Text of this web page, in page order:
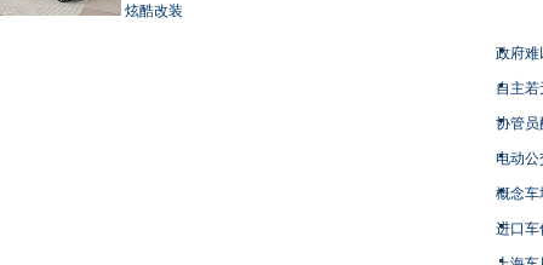
炫酷改装
政府难
自主
协管员
电动
概念车
进口车